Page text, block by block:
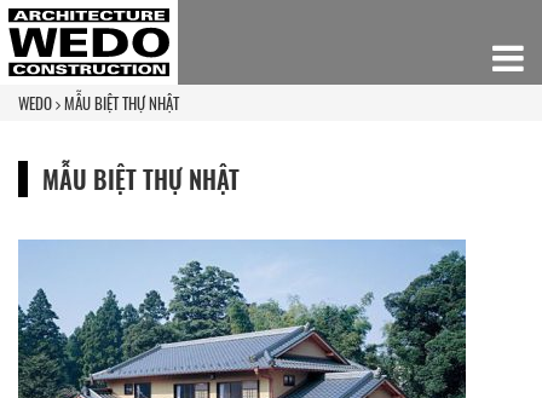
WEDO MẪU BIỆT THỰ NHẬT
MẪU BIỆT THỰ NHẬT